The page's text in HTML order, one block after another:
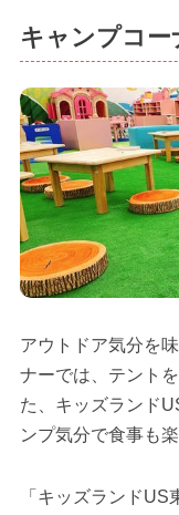
キャンプコー
アウトドア気分を
ナーでは、テント
た、キッズランド
ンプ気分で食事も
「キッズランド